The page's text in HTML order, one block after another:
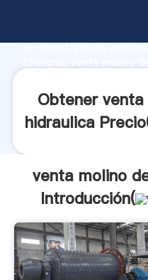
de investigación
clientes.
Obtener
hidraulica
venta molino
Introducción(